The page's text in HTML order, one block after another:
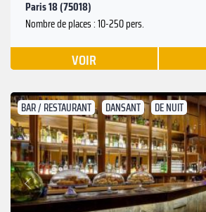
Paris 18 (75018)
Nombre de places : 10-250 pers.
VOIR
BAR / RESTAURANT DANSANT DE NUIT
Précédent